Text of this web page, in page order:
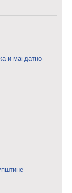
и мандатно-